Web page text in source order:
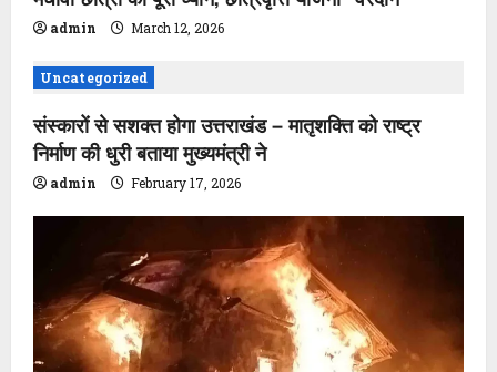
g
a
t
i
o
admin March 12, 2026
Uncategorized
संस्कारों से सशक्त होगा उत्तराखंड – मातृशक्ति को राष्ट्र
निर्माण की धुरी बताया मुख्यमंत्री ने
admin February 17, 2026